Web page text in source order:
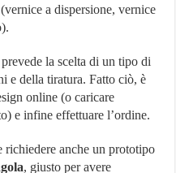
a dispersione, vernice
la scelta di un tipo di
e della tiratura. Fatto ciò, è
online (o caricare
e infine effettuare l’ordine.
anche un prototipo
, giusto per avere